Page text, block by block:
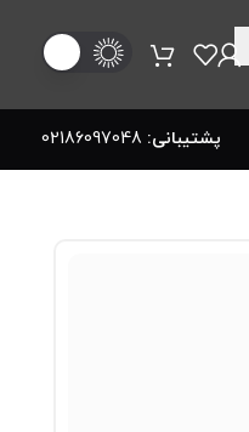
پشتیبانی: 02186097048